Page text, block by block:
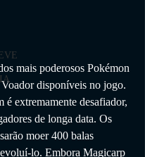
mais poderosos Pokémon
disponíveis no jogo.
é extremamente desafiador,
de longa data. Os
moer 400 balas
lo. Embora Magicarp